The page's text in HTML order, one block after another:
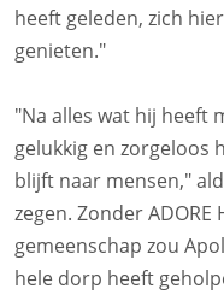
heeft geleden, zich
genieten."
"Na alles wat hij heeft
gelukkig en zorgeloos
blijft naar mensen,"
zegen. Zonder
gemeenschap zou
hele dorp heeft